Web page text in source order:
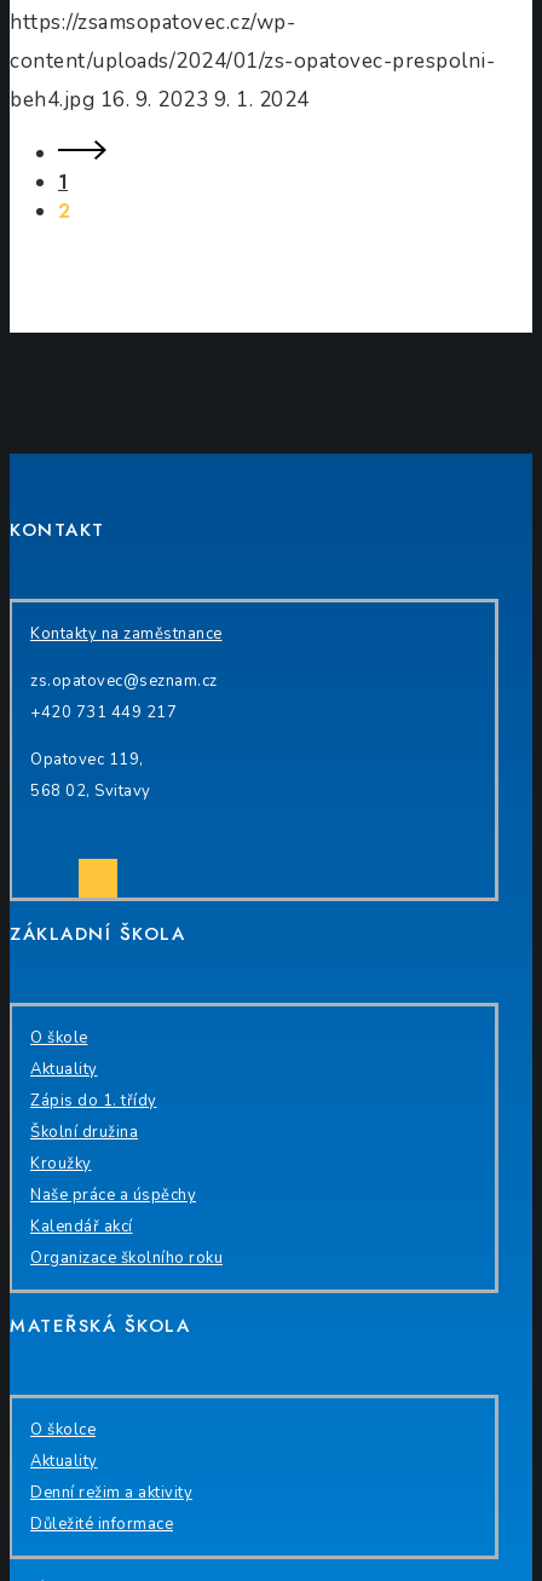
https://zsamsopatovec.cz/wp-
content/uploads/2024/01/zs-opatovec-prespolni-
beh4.jpg 16. 9. 2023 9. 1. 2024
1
2
KONTAKT
Kontakty na zaměstnance
zs.opatovec@seznam.cz
+420 731 449 217
Opatovec 119,
568 02, Svitavy
ZÁKLADNÍ ŠKOLA
O škole
Aktuality
Zápis do 1. třídy
Školní družina
Kroužky
Naše práce a úspěchy
Kalendář akcí
Organizace školního roku
MATEŘSKÁ ŠKOLA
O školce
Aktuality
Denní režim a aktivity
Důležité informace